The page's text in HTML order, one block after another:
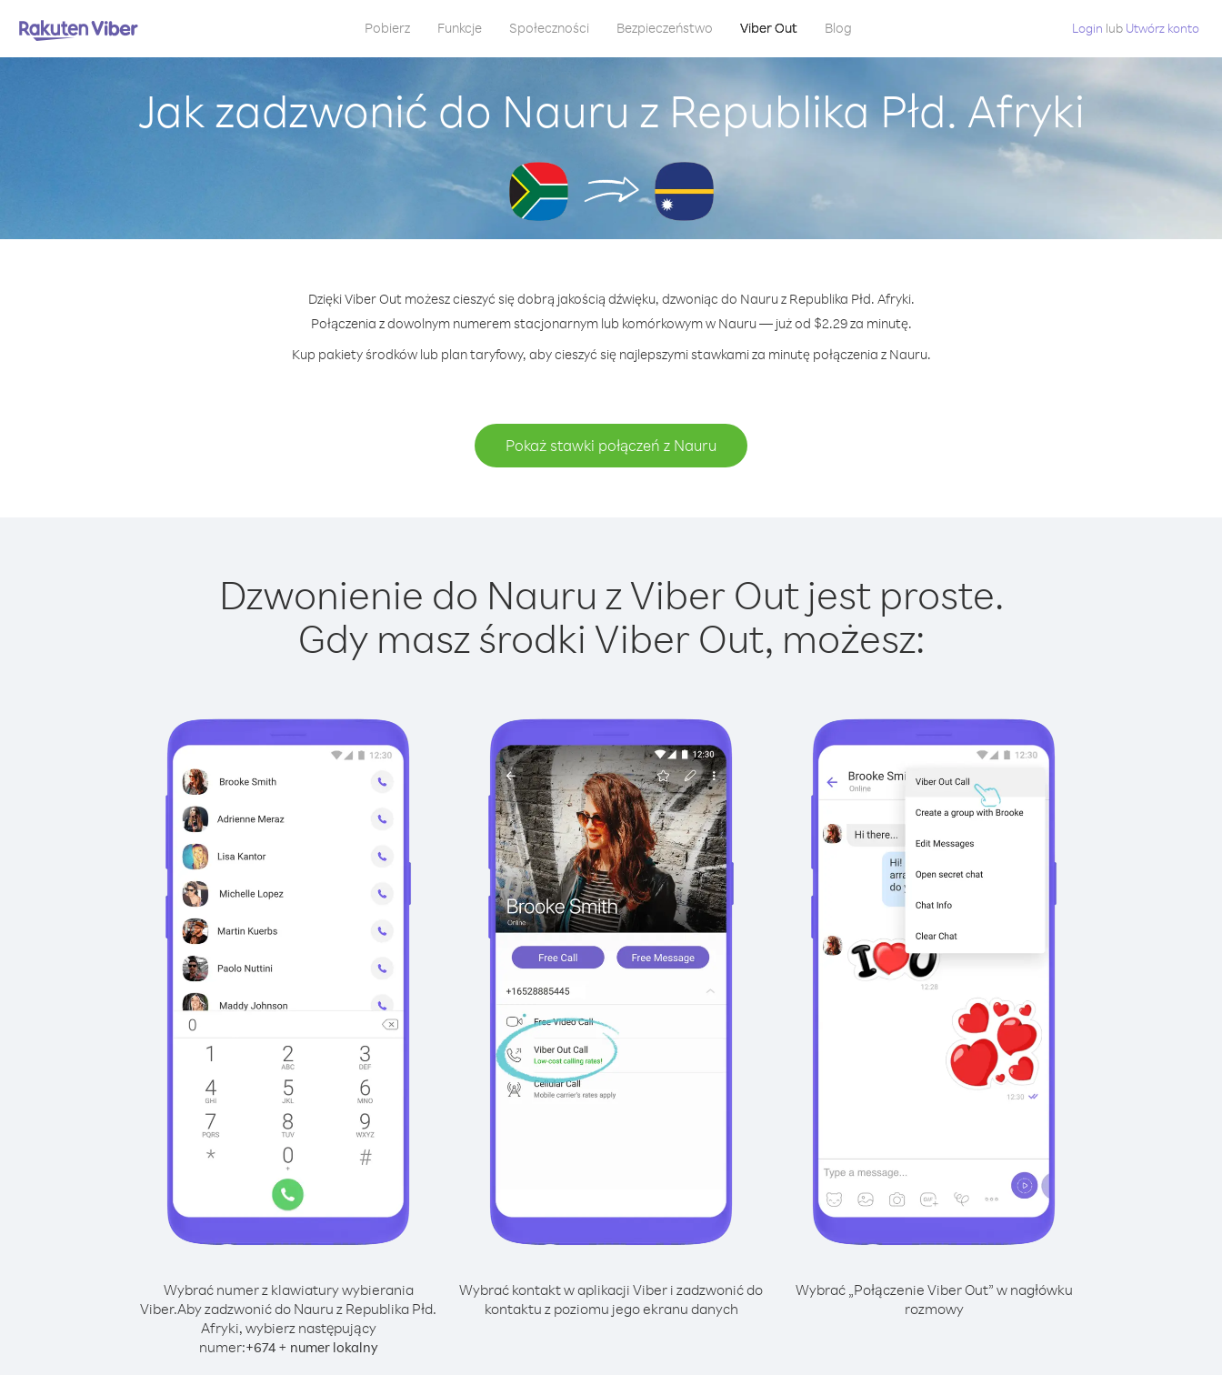
Pobierz Funkcje Społeczności Bezpieczeństwo Viber Out Blog Login lub Utwórz konto
Jak zadzwonić do Nauru z Republika Płd. Afryki
Dzięki Viber Out możesz cieszyć się dobrą jakością dźwięku, dzwoniąc do Nauru z Republika Płd. Afryki.
Połączenia z dowolnym numerem stacjonarnym lub komórkowym w Nauru — już od $2.29 za minutę.
Kup pakiety środków lub plan taryfowy, aby cieszyć się najlepszymi stawkami za minutę połączenia z Nauru.
Pokaż stawki połączeń z Nauru
Dzwonienie do Nauru z Viber Out jest proste.
Gdy masz środki Viber Out, możesz:
Wybrać numer z klawiatury wybierania
Viber.Aby zadzwonić do Nauru z Republika Płd.
Afryki, wybierz następujący
numer:+674+ numer lokalny
Wybrać kontakt w aplikacji Viber i zadzwonić do
kontaktu z poziomu jego ekranu danych
Wybrać „Połączenie Viber Out” w nagłówku
rozmowy